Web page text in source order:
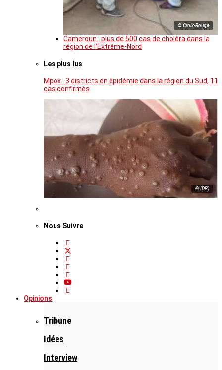
© Croix-Rouge
Cameroun : plus de 500 cas de choléra dans la
région de l’Extrême-Nord
Les plus lus
Mpox : 3 districts en épidémie dans la région du Sud, 11
cas confirmés
© (DR)
Nous Suivre
Opinions
Tribune
Idées
Interview